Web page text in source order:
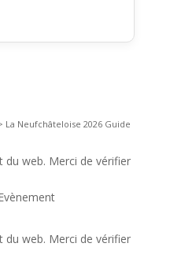
La Neufchâteloise 2026 Guide
web. Merci de vérifier
web. Merci de vérifier